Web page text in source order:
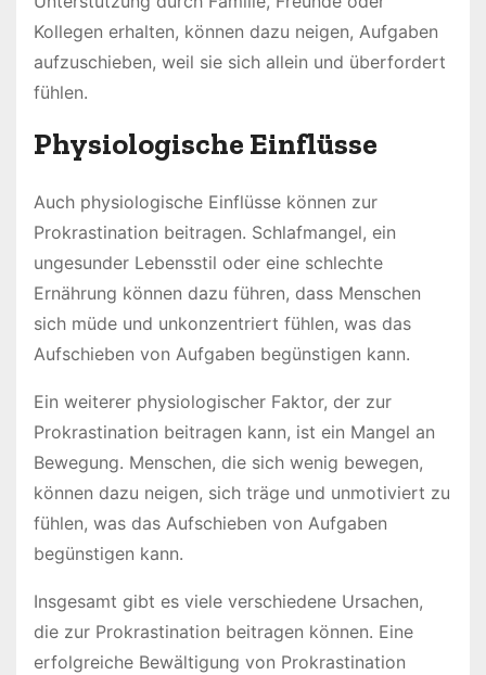
Kollegen erhalten, können dazu neigen, Aufgaben
aufzuschieben, weil sie sich allein und überfordert
fühlen.
Physiologische Einflüsse
Auch physiologische Einflüsse können zur
Prokrastination beitragen. Schlafmangel, ein
ungesunder Lebensstil oder eine schlechte
Ernährung können dazu führen, dass Menschen
sich müde und unkonzentriert fühlen, was das
Aufschieben von Aufgaben begünstigen kann.
Ein weiterer physiologischer Faktor, der zur
Prokrastination beitragen kann, ist ein Mangel an
Bewegung. Menschen, die sich wenig bewegen,
können dazu neigen, sich träge und unmotiviert zu
fühlen, was das Aufschieben von Aufgaben
begünstigen kann.
Insgesamt gibt es viele verschiedene Ursachen,
die zur Prokrastination beitragen können. Eine
erfolgreiche Bewältigung von Prokrastination